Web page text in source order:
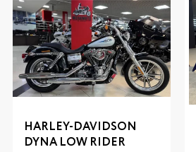
HARLEY-DAVIDSON
DYNA LOW RIDER